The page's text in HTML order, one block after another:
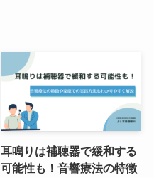
耳鳴りは補聴器で緩和する
可能性も！音響療法の特徴